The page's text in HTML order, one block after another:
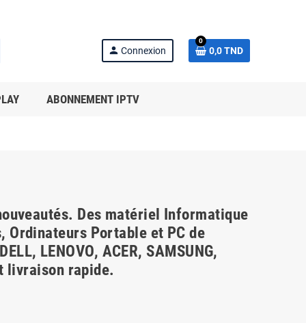
person Connexion
0
0,0 TND
ABONNEMENT IPTV
Des matériel Informatique
Ordinateurs Portable et PC de
LENOVO, ACER, SAMSUNG,
livraison rapide.